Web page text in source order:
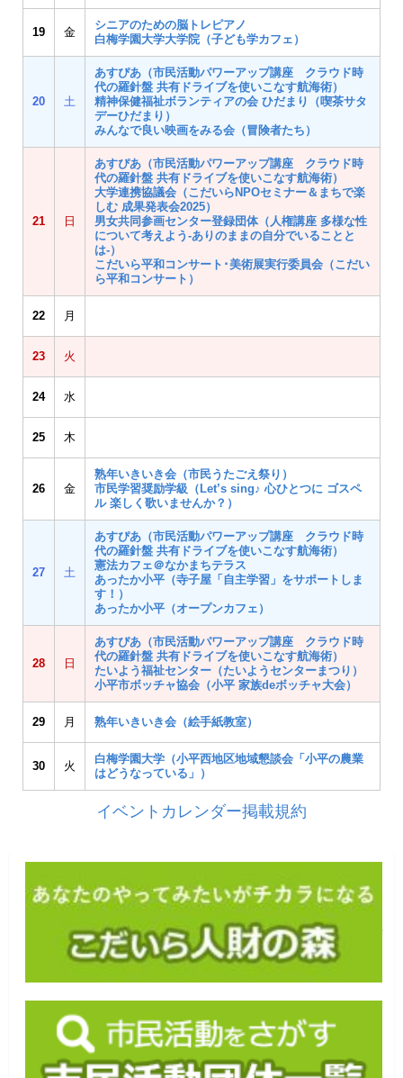
19 金
シニアのための脳トレピアノ
白梅学園大学大学院（子ども学カフェ）
20 土
あすぴあ（市民活動パワーアップ講座 クラウド時
代の羅針盤 共有ドライブを使いこなす航海術）
精神保健福祉ボランティアの会 ひだまり（喫茶サタ
デーひだまり）
みんなで良い映画をみる会（冒険者たち）
21 日
あすぴあ（市民活動パワーアップ講座 クラウド時
代の羅針盤 共有ドライブを使いこなす航海術）
大学連携協議会（こだいらNPOセミナー＆まちで楽
しむ 成果発表会2025）
男女共同参画センター登録団体（人権講座 多様な性
について考えよう-ありのままの自分でいることと
は-）
こだいら平和コンサート･美術展実行委員会（こだい
ら平和コンサート）
22 月
23 火
24 水
25 木
26 金
熟年いきいき会（市民うたごえ祭り）
市民学習奨励学級（Let’s sing♪ 心ひとつに ゴスペ
ル 楽しく歌いませんか？）
27 土
あすぴあ（市民活動パワーアップ講座 クラウド時
代の羅針盤 共有ドライブを使いこなす航海術）
憲法カフェ＠なかまちテラス
あったか小平（寺子屋「自主学習」をサポートしま
す！）
あったか小平（オープンカフェ）
28 日
あすぴあ（市民活動パワーアップ講座 クラウド時
代の羅針盤 共有ドライブを使いこなす航海術）
たいよう福祉センター（たいようセンターまつり）
小平市ボッチャ協会（小平 家族deボッチャ大会）
29 月 熟年いきいき会（絵手紙教室）
30 火
白梅学園大学（小平西地区地域懇談会「小平の農業
はどうなっている」）
イベントカレンダー掲載規約